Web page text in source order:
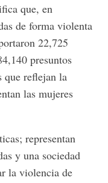
que, en
de forma violenta
22,725
presuntos
reflejan la
las mujeres
representan
y una sociedad
la violencia de